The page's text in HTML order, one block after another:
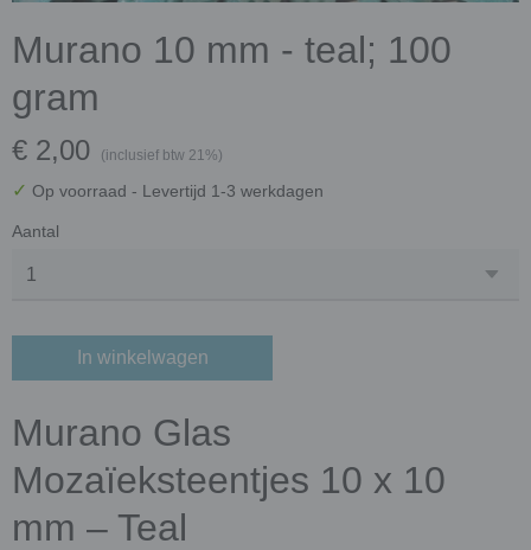
Murano 10 mm - teal; 100
gram
€ 2,00 (inclusief btw 21%)
✓ Op voorraad - Levertijd 1-3 werkdagen
Aantal
In winkelwagen
Murano Glas
Mozaïeksteentjes 10 x 10
mm – Teal